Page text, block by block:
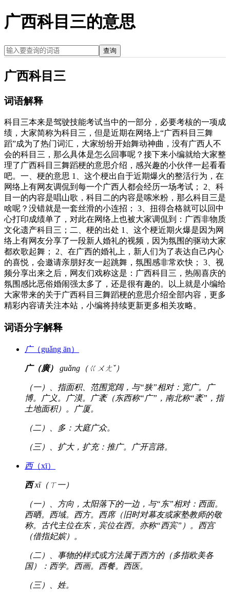
广西科目三的意思
查询
广西科目三
词语解释
科目三本来是驾驶技能考试当中的一部分，必要考核的一项成
绩，大家简称为科目三，但是近期在网络上“广西科目三舞
蹈”成为了热门词汇，大家纷纷开始舞动神曲，没有广西人不
会的科目三，那么具体是怎么回事呢？接下来小编就给大家整
理了广西科目三舞蹈梗的意思介绍，感兴趣的小伙伴一起看看
吧。一、梗的意思 1、这个梗出自于近期爆火的整活行为，在
网络上有网友调侃到每一个广西人都会经历一场考试； 2、科
目一的内容是唱山歌，科目二的内容是嗦米粉，那么科目三是
啥呢？没错就是一套丝滑的小连招； 3、扭得合格就可以回中
心打印成绩单了，对此在网络上也被大家调侃到：广西非物质
文化遗产科目三；二、梗的出处 1、这个梗近期火爆是因为网
络上有网友分享了一段新人婚礼的视频，因为氛围的驱动大家
都欢歌起舞； 2、在广西的婚礼上，新人们为了表达自己内心
的喜悦，会邀请亲朋好友一起跳舞，氛围感非常欢快； 3、视
频分享出来之后，网友们戏称这是：广西科目三，热闹喜庆的
氛围感比恶俗婚闹强太多了，还是很有趣的。以上就是小编给
大家带来的关于广西科目三舞蹈梗的意思介绍全部内容，更多
精彩内容请关注本站，小编将持续更新更多相关攻略。
词语分字解释
广（guǎng ān）
广（廣） guǎng（ㄍㄨㄤˇ）
（一）、指面积、范围宽阔，与“狭”相对：宽广。广
博。广义。广漠。广袤（东西称“广”，南北称“袤”，指
土地面积）。广厦。
（二）、多：大庭广众。
（三）、扩大，扩充：推广。广开言路。
西（xī）
西xī（ㄒ一）
（一）、方向，太阳落下的一边，与“东”相对：西面。
西晒。西域。西方。西席（旧时对幕友或家塾教师的敬
称。古代主位在东，宾位在西。亦称“西宾”）。西宫
（借指妃嫔）。
（二）、事物的样式或方法属于西方的（多指欧美各
国）：西学。西画。西餐。西医。
（三）、姓。